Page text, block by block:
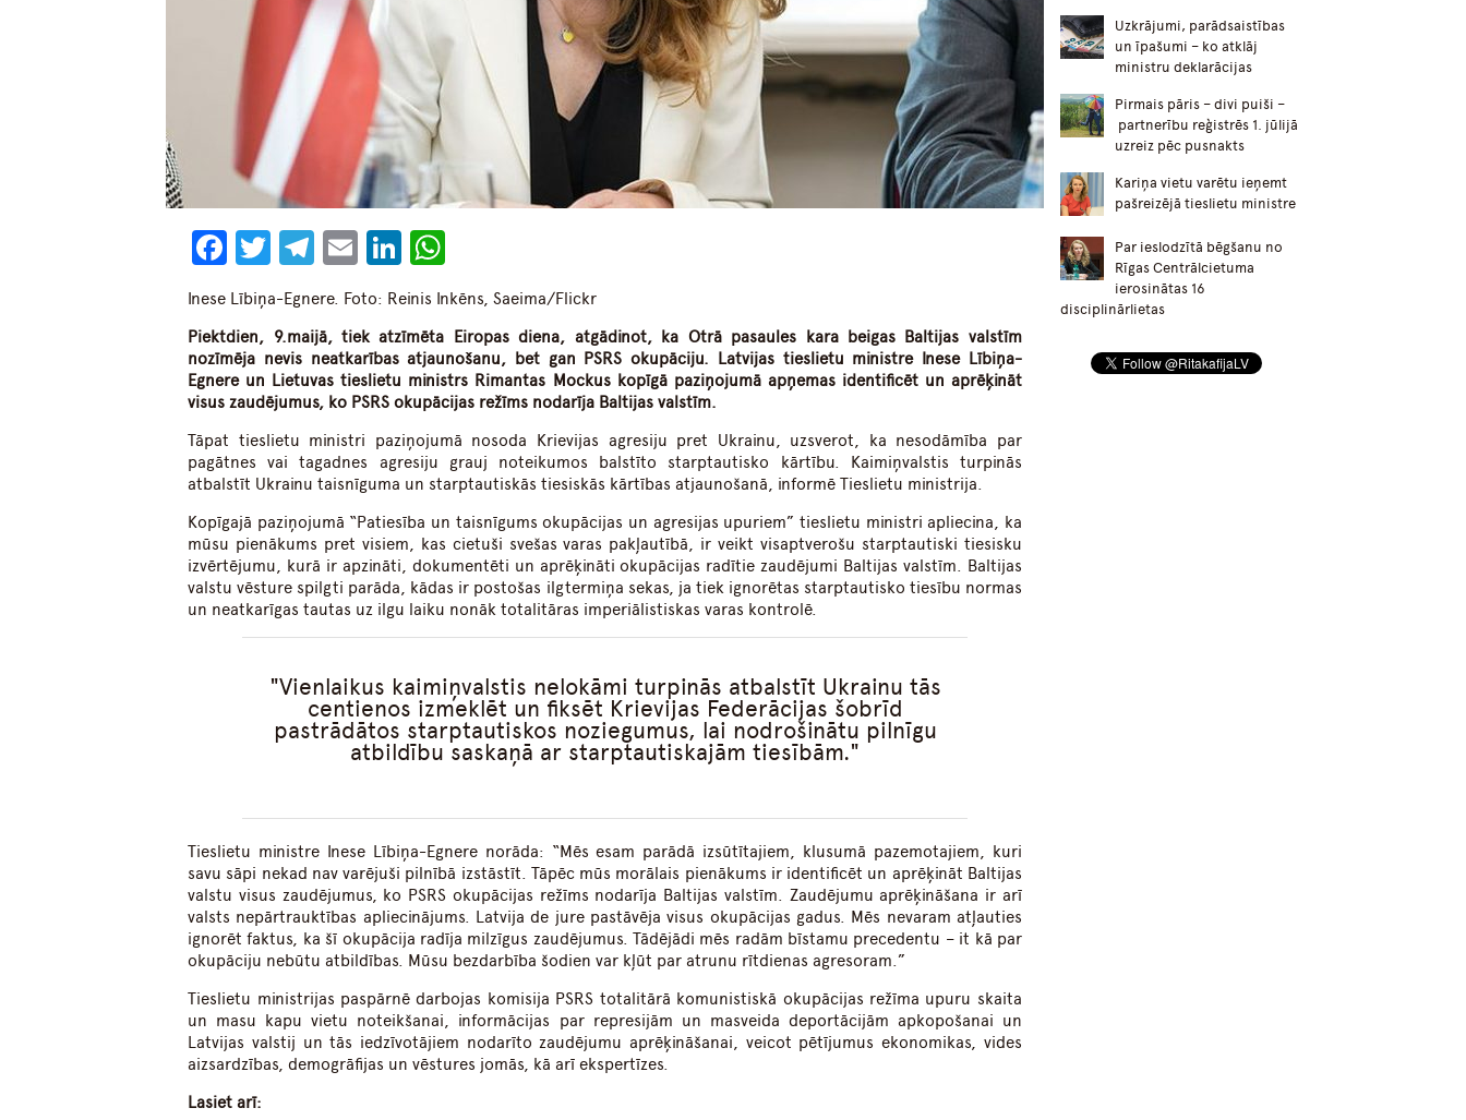
Facebook
Twitter
Telegram
EmailLinkedIn
Inese Lībiņa-Egnere. Foto: Reinis Inkēns, Saeima/Flickr
Piektdien, 9.maijā, tiek atzīmēta Eiropas diena, atgādinot, ka Otrā pasaules kara beigas Baltijas valstīm
nozīmēja nevis neatkarības atjaunošanu, bet gan PSRS okupāciju. Latvijas tieslietu ministre Inese Lībiņa-
Egnere un Lietuvas tieslietu ministrs Rimantas Mockus kopīgā paziņojumā apņemas identificēt un aprēķināt
visus zaudējumus, ko PSRS okupācijas režīms nodarīja Baltijas valstīm.
Tāpat tieslietu ministri paziņojumā nosoda Krievijas agresiju pret Ukrainu, uzsverot, ka nesodāmība par
pagātnes vai tagadnes agresiju grauj noteikumos balstīto starptautisko kārtību. Kaimiņvalstis turpinās
atbalstīt Ukrainu taisnīguma un starptautiskās tiesiskās kārtības atjaunošanā, informē Tieslietu ministrija.
Kopīgajā paziņojumā “Patiesība un taisnīgums okupācijas un agresijas upuriem” tieslietu ministri apliecina, ka
mūsu pienākums pret visiem, kas cietuši svešas varas pakļautībā, ir veikt visaptverošu starptautiski tiesisku
izvērtējumu, kurā ir apzināti, dokumentēti un aprēķināti okupācijas radītie zaudējumi Baltijas valstīm. Baltijas
valstu vēsture spilgti parāda, kādas ir postošas ilgtermiņa sekas, ja tiek ignorētas starptautisko tiesību normas
un neatkarīgas tautas uz ilgu laiku nonāk totalitāras imperiālistiskas varas kontrolē.
Vienlaikus kaimiņvalstis nelokāmi turpinās atbalstīt Ukrainu tās
centienos izmeklēt un fiksēt Krievijas Federācijas šobrīd
pastrādātos starptautiskos noziegumus, lai nodrošinātu pilnīgu
atbildību saskaņā ar starptautiskajām tiesībām.
Tieslietu ministre Inese Lībiņa-Egnere norāda: “Mēs esam parādā izsūtītajiem, klusumā pazemotajiem, kuri
savu sāpi nekad nav varējuši pilnībā izstāstīt. Tāpēc mūs morālais pienākums ir identificēt un aprēķināt Baltijas
valstu visus zaudējumus, ko PSRS okupācijas režīms nodarīja Baltijas valstīm. Zaudējumu aprēķināšana ir arī
valsts nepārtrauktības apliecinājums. Latvija de jure pastāvēja visus okupācijas gadus. Mēs nevaram atļauties
ignorēt faktus, ka šī okupācija radīja milzīgus zaudējumus. Tādējādi mēs radām bīstamu precedentu – it kā par
okupāciju nebūtu atbildības. Mūsu bezdarbība šodien var kļūt par atrunu rītdienas agresoram.”
Tieslietu ministrijas paspārnē darbojas komisija PSRS totalitārā komunistiskā okupācijas režīma upuru skaita
un masu kapu vietu noteikšanai, informācijas par represijām un masveida deportācijām apkopošanai un
Latvijas valstij un tās iedzīvotājiem nodarīto zaudējumu aprēķināšanai, veicot pētījumus ekonomikas, vides
aizsardzības, demogrāfijas un vēstures jomās, kā arī ekspertīzes.
Lasiet arī:
Uzkrājumi, parādsaistības
un īpašumi – ko atklāj
ministru deklarācijas
Pirmais pāris – divi puiši –
partnerību reģistrēs 1. jūlijā
uzreiz pēc pusnakts
Kariņa vietu varētu ieņemt
pašreizējā tieslietu ministre
Par ieslodzītā bēgšanu no
Rīgas Centrālcietuma
ierosinātas 16
disciplinārlietas